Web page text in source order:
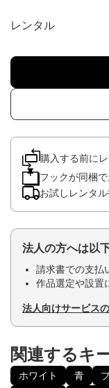
レンタル
購入する前に
フックが同梱
お試しレンタ
法人の方へは以
請求書での支払
作品選定や設置
法人向けサービス
関連するキ
ホワイト 青